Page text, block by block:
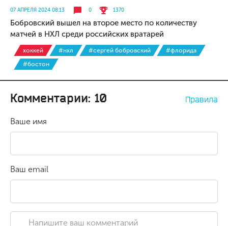
07 АПРЕЛЯ 2024 08:13 0 1370
Бобровский вышел на второе место по количеству
матчей в НХЛ среди российских вратарей
хоккей #нхл #сергей бобровский
#флорида
#бостон
Комментарии: 10 Правила
Ваше имя
Ваш email